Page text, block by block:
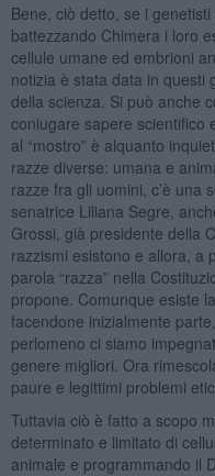
Bene, ciò detto, se i
battezzando Chimera i loro
cellule umane ed embrioni
notizia è stata data in questi
della scienza. Si può anche
coniugare sapere scientifico
al “mostro” è alquanto
razze diverse: umana e
razze fra gli uomini, c’è una
senatrice Liliana Segre,
Grossi, già presidente della
razzismi esistono e allora, a
parola “razza” nella
propone. Comunque esiste
facendone inizialmente
perlomeno ci siamo
genere migliori. Ora
paure e legittimi problemi
Tuttavia ciò è fatto a scopo
determinato e limitato di
animale e programmando il